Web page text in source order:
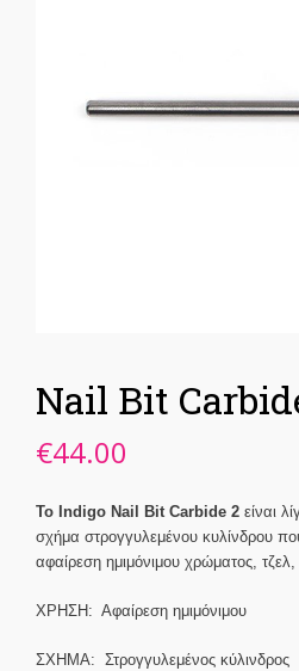
Nail Bit
€44.00
Το Indigo Nail Bit Carbide 2 είναι
σχήμα στρογγυλεμένου κυλίνδρου που
αφαίρεση ημιμόνιμου χρώματος,
ΧΡΗΣΗ: Αφαίρεση ημιμόνιμου
ΣΧΗΜΑ: Στρογγυλεμένος κύλινδρος